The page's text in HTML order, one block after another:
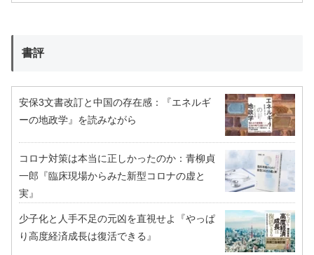
書評
安保3文書改訂と中国の存在感：『エネルギ
ーの地政学』を読みながら
コロナ対策は本当に正しかったのか：青柳貞
一郎『臨床現場からみた新型コロナの虚と
実』
少子化と人手不足の元凶を直視せよ『やっぱ
り高度経済成長は復活できる』